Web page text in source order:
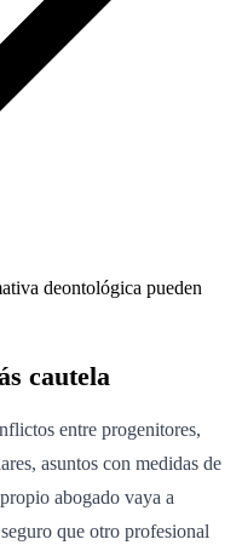
deontológica pueden
cautela
entre progenitores,
asuntos con medidas de
abogado vaya a
que otro profesional